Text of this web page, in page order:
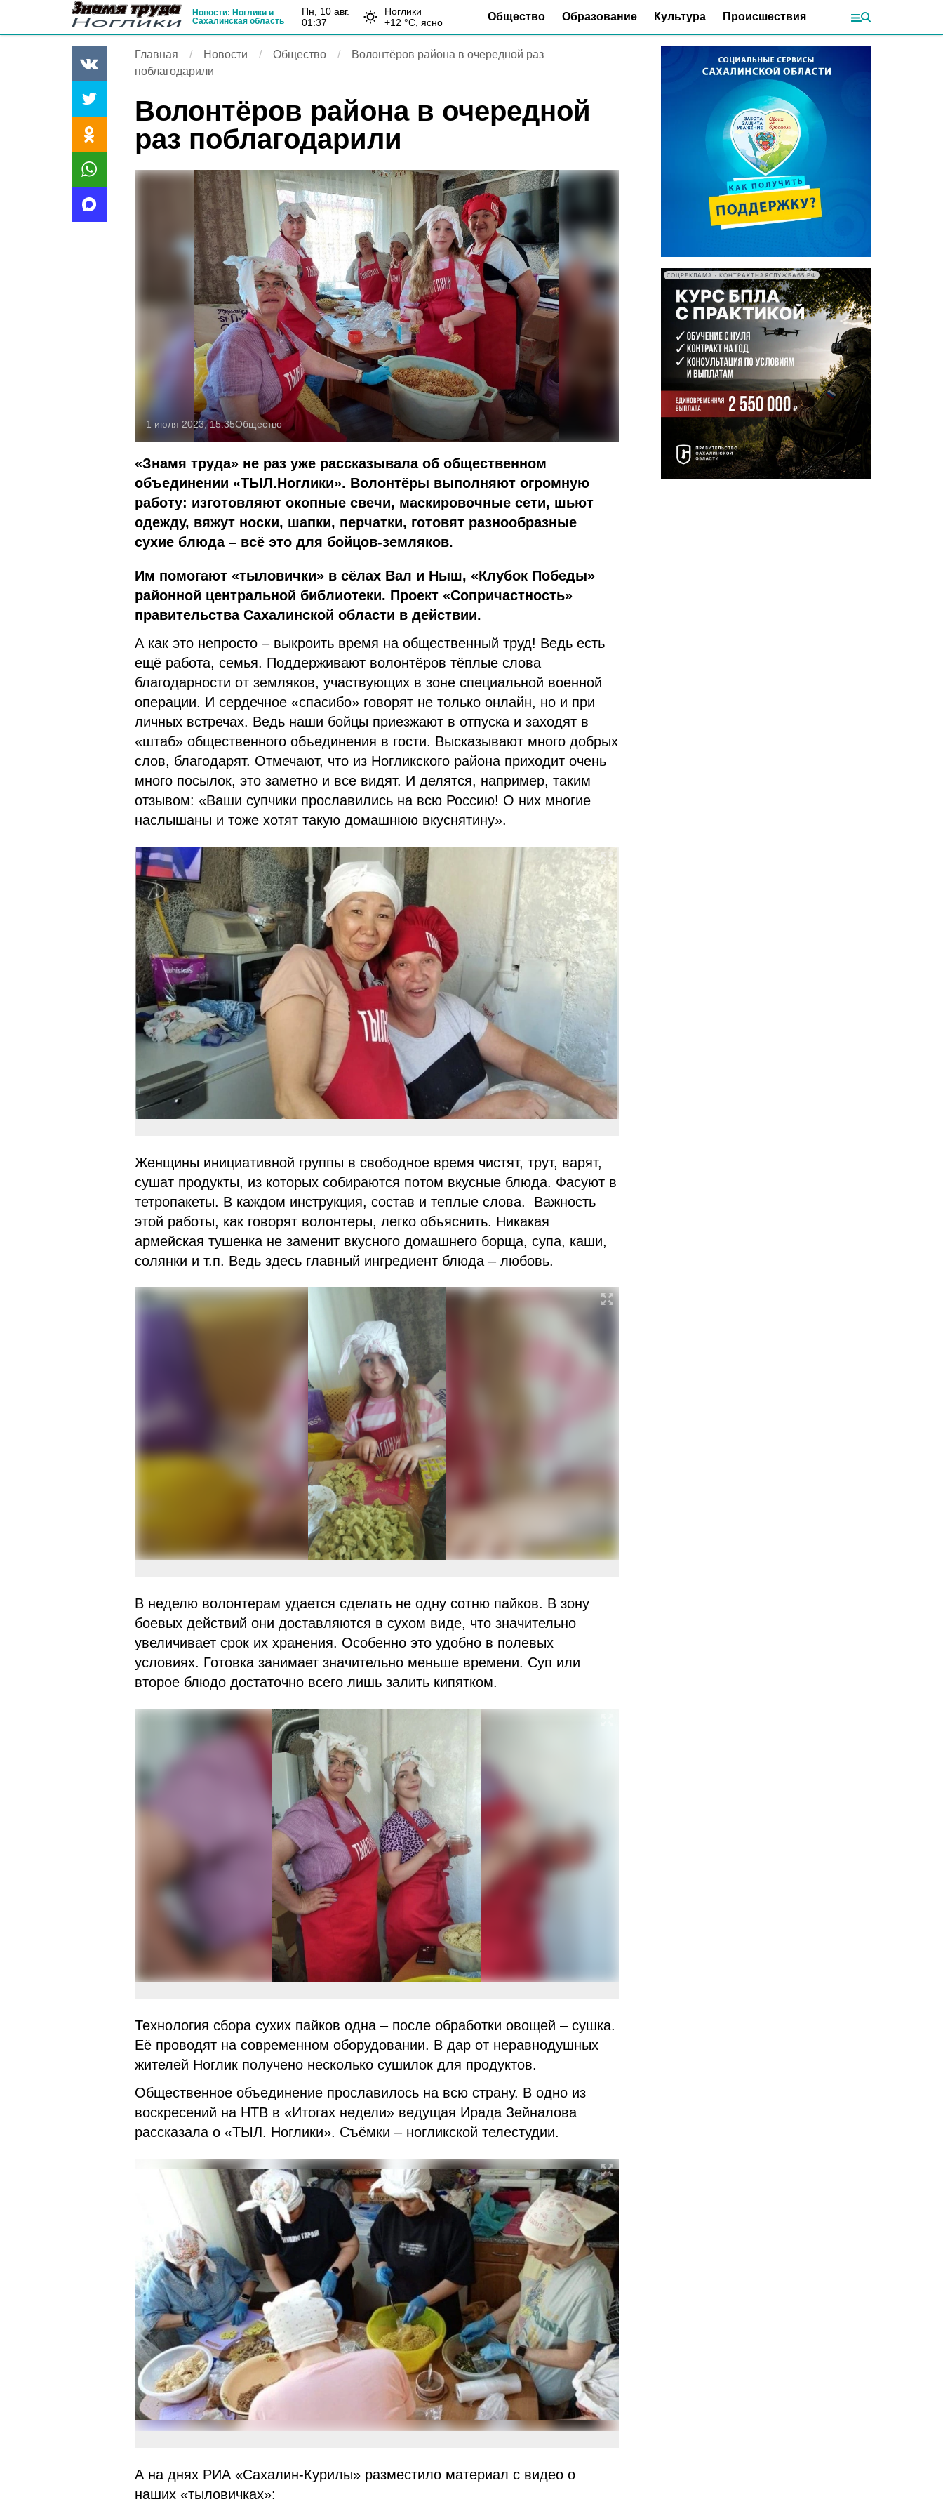
Новости: Ноглики и
Сахалинская область
пн, 10 авг.
01:37
Ноглики
+12 °С, ясно Общество Образование Культура Происшествия
Главная Новости Общество
Волонтёров района в очередной раз
поблагодарили
Волонтёров района в очередной
раз поблагодарили
1 июля 2023, 15:35Общество
«Знамя труда» не раз уже рассказывала об общественном
объединении «ТЫЛ.Ноглики». Волонтёры выполняют огромную
работу: изготовляют окопные свечи, маскировочные сети, шьют
одежду, вяжут носки, шапки, перчатки, готовят разнообразные
сухие блюда – всё это для бойцов-земляков.
Им помогают «тыловички» в сёлах Вал и Ныш, «Клубок Победы»
районной центральной библиотеки. Проект «Сопричастность»
правительства Сахалинской области в действии.
А как это непросто – выкроить время на общественный труд! Ведь есть
ещё работа, семья. Поддерживают волонтёров тёплые слова
благодарности от земляков, участвующих в зоне специальной военной
операции. И сердечное «спасибо» говорят не только онлайн, но и при
личных встречах. Ведь наши бойцы приезжают в отпуска и заходят в
«штаб» общественного объединения в гости. Высказывают много добрых
слов, благодарят. Отмечают, что из Ногликского района приходит очень
много посылок, это заметно и все видят. И делятся, например, таким
отзывом: «Ваши супчики прославились на всю Россию! О них многие
наслышаны и тоже хотят такую домашнюю вкуснятину».
Женщины инициативной группы в свободное время чистят, трут, варят,
сушат продукты, из которых собираются потом вкусные блюда. Фасуют в
тетропакеты. В каждом инструкция, состав и теплые слова. Важность
этой работы, как говорят волонтеры, легко объяснить. Никакая
армейская тушенка не заменит вкусного домашнего борща, супа, каши,
солянки и т.п. Ведь здесь главный ингредиент блюда – любовь.
В неделю волонтерам удается сделать не одну сотню пайков. В зону
боевых действий они доставляются в сухом виде, что значительно
увеличивает срок их хранения. Особенно это удобно в полевых
условиях. Готовка занимает значительно меньше времени. Суп или
второе блюдо достаточно всего лишь залить кипятком.
Технология сбора сухих пайков одна – после обработки овощей – сушка.
Её проводят на современном оборудовании. В дар от неравнодушных
жителей Ноглик получено несколько сушилок для продуктов.
Общественное объединение прославилось на всю страну. В одно из
воскресений на НТВ в «Итогах недели» ведущая Ирада Зейналова
рассказала о «ТЫЛ. Ноглики». Съёмки – ногликской телестудии.
А на днях РИА «Сахалин-Курилы» разместило материал с видео о
наших «тыловичках»:
СОЦРЕКЛАМА • КОНТРАКТНАЯСЛУЖБА65.РФ